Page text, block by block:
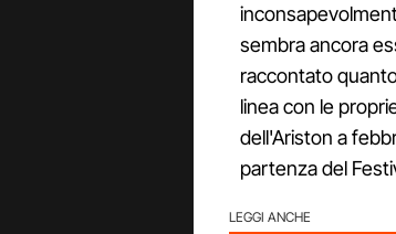
sembra ancora
raccontato
linea con le
dell'Ariston a
partenza del
LEGGI ANCHE